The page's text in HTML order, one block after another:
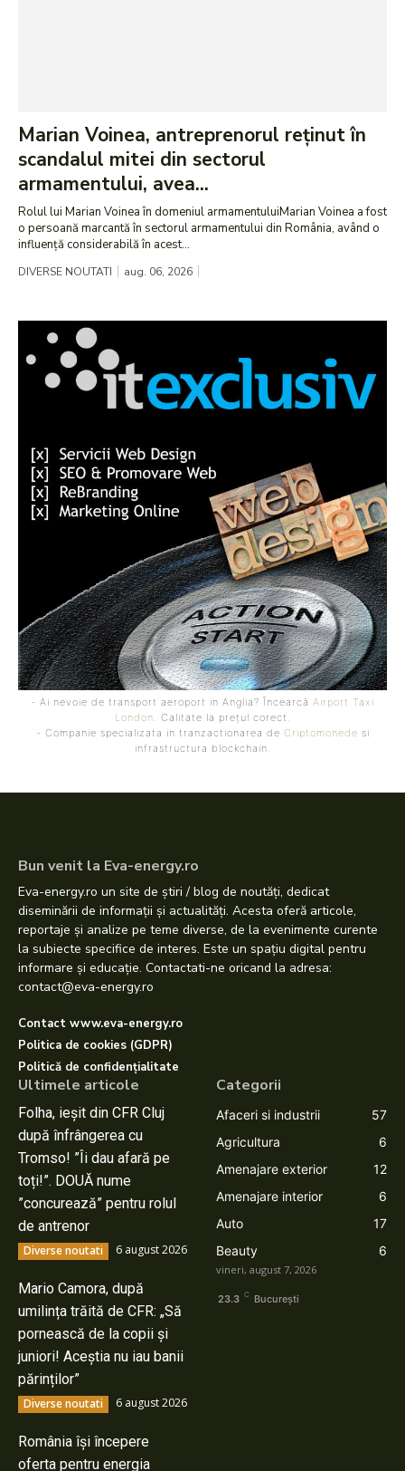
Marian Voinea, antreprenorul reținut în
scandalul mitei din sectorul
armamentului, avea...
Rolul lui Marian Voinea în domeniul armamentuluiMarian Voinea a fost
o persoană marcantă în sectorul armamentului din România, având o
influență considerabilă în acest...
DIVERSE NOUTATI aug. 06, 2026
- Ai nevoie de transport aeroport in Anglia? Încearcă Airport Taxi
London . Calitate la prețul corect.
- Companie specializata in tranzactionarea de Criptomonede si
infrastructura blockchain.
Bun venit la Eva-energy.ro
Eva-energy.ro un site de știri / blog de noutăți, dedicat
diseminării de informații și actualități. Acesta oferă articole,
reportaje și analize pe teme diverse, de la evenimente curente
la subiecte specifice de interes. Este un spațiu digital pentru
informare și educație. Contactati-ne oricand la adresa:
contact@eva-energy.ro
Contact www.eva-energy.ro
Politica de cookies (GDPR)
Politică de confidențialitate
Ultimele articole
Folha, ieșit din CFR Cluj
după înfrângerea cu
Tromso! ”Îi dau afară pe
toți!”. DOUĂ nume
”concurează” pentru rolul
de antrenor
Diverse noutati 6 august 2026
Mario Camora, după
umilința trăită de CFR: „Să
pornească de la copii și
juniori! Aceștia nu iau banii
părinților”
Diverse noutati 6 august 2026
România își începere
oferta pentru energia
Categorii
Afaceri si industrii
57
Agricultura
6
Amenajare exterior
12
Amenajare interior
6
Auto
17
Beauty
6
vineri, august 7, 2026
23.3 C București